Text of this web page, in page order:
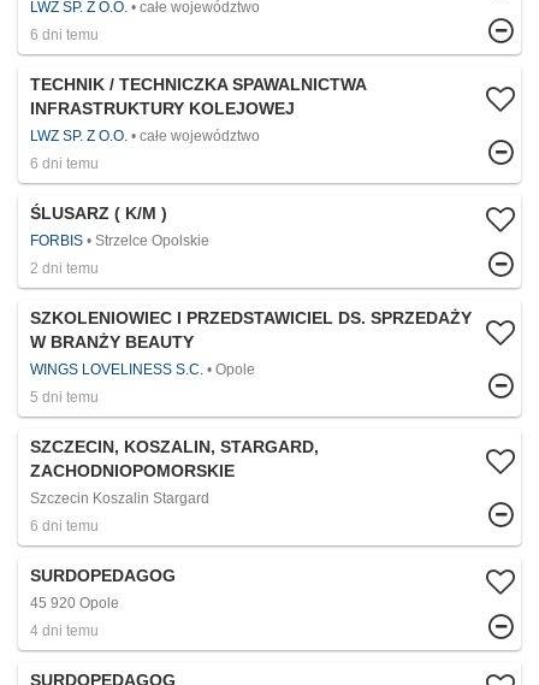
LWZ SP. Z O.O.
całe województwo
6 dni temu
TECHNIK / TECHNICZKA SPAWALNICTWA
INFRASTRUKTURY KOLEJOWEJ
LWZ SP. Z O.O.
całe województwo
6 dni temu
ŚLUSARZ ( K/M )
FORBIS
Strzelce Opolskie
2 dni temu
SZKOLENIOWIEC I PRZEDSTAWICIEL DS. SPRZEDAŻY
W BRANŻY BEAUTY
WINGS LOVELINESS S.C.
Opole
5 dni temu
SZCZECIN, KOSZALIN, STARGARD,
ZACHODNIOPOMORSKIE
Szczecin Koszalin Stargard
6 dni temu
SURDOPEDAGOG
45 920 Opole
4 dni temu
SURDOPEDAGOG